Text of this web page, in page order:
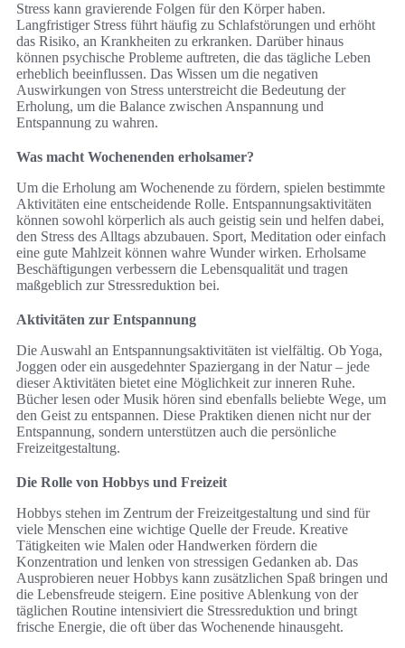
Stress kann gravierende Folgen für den Körper haben.
Langfristiger Stress führt häufig zu Schlafstörungen und erhöht
das Risiko, an Krankheiten zu erkranken. Darüber hinaus
können psychische Probleme auftreten, die das tägliche Leben
erheblich beeinflussen. Das Wissen um die negativen
Auswirkungen von Stress unterstreicht die Bedeutung der
Erholung, um die Balance zwischen Anspannung und
Entspannung zu wahren.
Was macht Wochenenden erholsamer?
Um die Erholung am Wochenende zu fördern, spielen bestimmte
Aktivitäten eine entscheidende Rolle. Entspannungsaktivitäten
können sowohl körperlich als auch geistig sein und helfen dabei,
den Stress des Alltags abzubauen. Sport, Meditation oder einfach
eine gute Mahlzeit können wahre Wunder wirken. Erholsame
Beschäftigungen verbessern die Lebensqualität und tragen
maßgeblich zur Stressreduktion bei.
Aktivitäten zur Entspannung
Die Auswahl an Entspannungsaktivitäten ist vielfältig. Ob Yoga,
Joggen oder ein ausgedehnter Spaziergang in der Natur – jede
dieser Aktivitäten bietet eine Möglichkeit zur inneren Ruhe.
Bücher lesen oder Musik hören sind ebenfalls beliebte Wege, um
den Geist zu entspannen. Diese Praktiken dienen nicht nur der
Entspannung, sondern unterstützen auch die persönliche
Freizeitgestaltung.
Die Rolle von Hobbys und Freizeit
Hobbys stehen im Zentrum der Freizeitgestaltung und sind für
viele Menschen eine wichtige Quelle der Freude. Kreative
Tätigkeiten wie Malen oder Handwerken fördern die
Konzentration und lenken von stressigen Gedanken ab. Das
Ausprobieren neuer Hobbys kann zusätzlichen Spaß bringen und
die Lebensfreude steigern. Eine positive Ablenkung von der
täglichen Routine intensiviert die Stressreduktion und bringt
frische Energie, die oft über das Wochenende hinausgeht.